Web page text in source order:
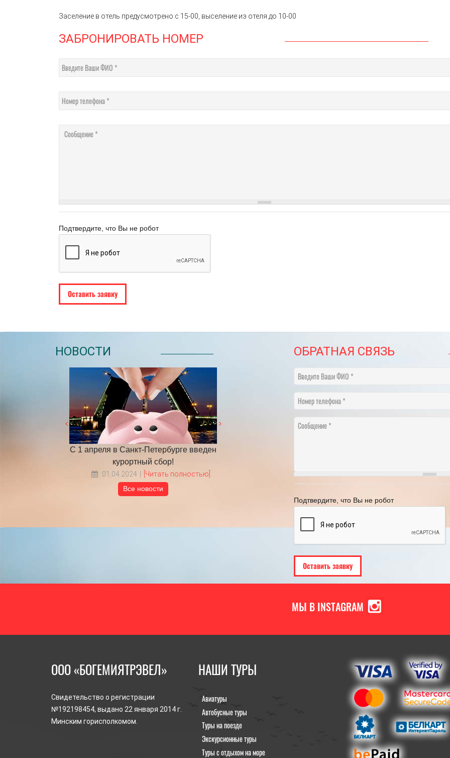
Заселение в отель предусмотрено с 15-00, выселение из отеля до 10-00
ЗАБРОНИРОВАТЬ НОМЕР
Введите Ваши ФИО
Номер телефона
Сообщение
Подтвердите, что Вы не робот
НОВОСТИ
введен
​НА ЧТО ОБРАТИТЬ ВНИМАНИЕ
ВЫБИРАЯ ТУР В ПИТЕР?
18.05.2022 [Читать полностью]
Все новости
ОБРАТНАЯ СВЯЗЬ
Введите Ваши ФИО
Номер телефона
Сообщение
Подтвердите, что Вы не робот
МЫ В INSTAGRAM
ООО «БОГЕМИЯТРЭВЕЛ»
Свидетельство о регистрации
№192198454, выдано 22 января 2014 г.
Минским горисполкомом.
НАШИ ТУРЫ
Авиатуры
Автобусные туры
Туры на поезде
Экскурсионные туры
Туры с отдыхом на море